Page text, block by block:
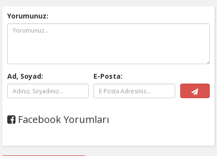
Yorumunuz:
Ad, Soyad: E-Posta:
Facebook Yorumları